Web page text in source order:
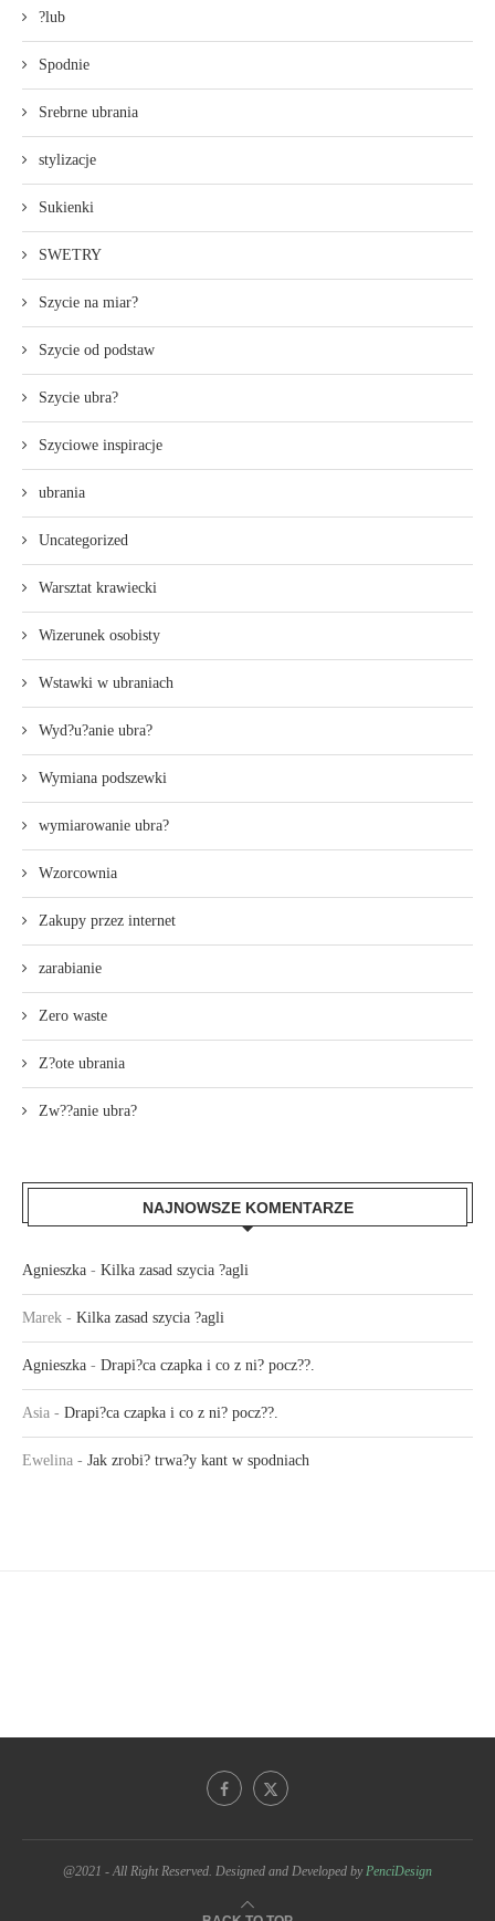
?lub
Spodnie
Srebrne ubrania
stylizacje
Sukienki
SWETRY
Szycie na miar?
Szycie od podstaw
Szycie ubra?
Szyciowe inspiracje
ubrania
Uncategorized
Warsztat krawiecki
Wizerunek osobisty
Wstawki w ubraniach
Wyd?u?anie ubra?
Wymiana podszewki
wymiarowanie ubra?
Wzorcownia
Zakupy przez internet
zarabianie
Zero waste
Z?ote ubrania
Zw??anie ubra?
NAJNOWSZE KOMENTARZE
Agnieszka - Kilka zasad szycia ?agli
Marek - Kilka zasad szycia ?agli
Agnieszka - Drapi?ca czapka i co z ni? pocz??.
Asia - Drapi?ca czapka i co z ni? pocz??.
Ewelina - Jak zrobi? trwa?y kant w spodniach
@2021 - All Right Reserved. Designed and Developed byPenciDesign